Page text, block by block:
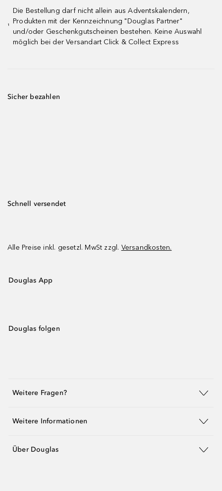
¹
Die Bestellung darf nicht allein aus Adventskalendern,
Produkten mit der Kennzeichnung "Douglas Partner"
und/oder Geschenkgutscheinen bestehen. Keine Auswahl
möglich bei der Versandart Click & Collect Express
Sicher bezahlen
Schnell versendet
Alle Preise inkl. gesetzl. MwSt zzgl. Versandkosten.
Douglas App
Douglas folgen
Weitere Fragen?
Weitere Informationen
Über Douglas